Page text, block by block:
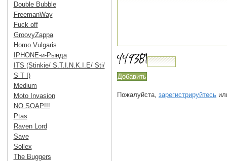
Пожалуйста, зарегистрируйтесь
Double Bubble
FreemanWay
Fuck off
GroovyZappa
Homo Vulgaris
IPHONE-и-Рында
ITS (Stinkie/ S.T.I.N.K.I.E/ Sti/
S T I)
Medium
Moto Invasion
NO SOAP!!!
Ptas
Raven Lord
Save
Sollex
The Buggers